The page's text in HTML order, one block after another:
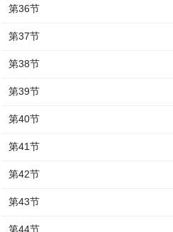
第36节
第37节
第38节
第39节
第40节
第41节
第42节
第43节
第44节